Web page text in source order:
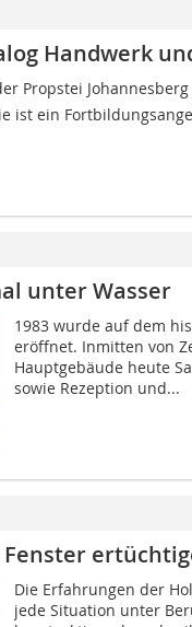
Handwerk
Propstei
ist ein
unter Wasser
1983 wurde auf dem
eröffnet. Inmitten von
Hauptgebäude heute
sowie Rezeption und...
Die Erfahrungen der
jede Situation unter